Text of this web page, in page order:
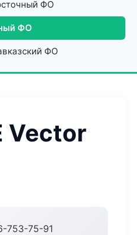
ФО
ФО
ФО
Vector
753-75-91